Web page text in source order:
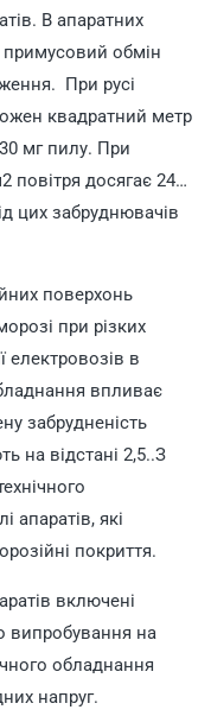
В апаратних
обмін
При русі
квадратний метр
мг пилу. При
повітря досягає 24…
цих забруднювачів
поверхонь
при різких
електровозів в
впливає
забрудненість
на відстані 2,5..З
апаратів, які
покриття.
включені
випробування на
обладнання
напруг.